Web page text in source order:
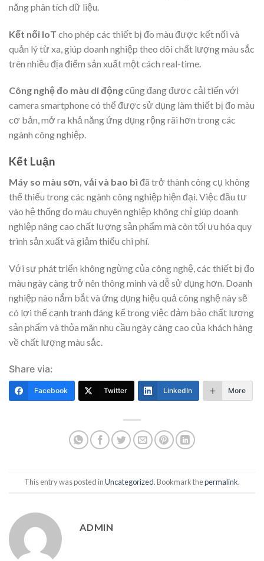
năng phân tích dữ liệu.
Kết nối IoT cho phép các thiết bị đo màu được kết nối và
quản lý từ xa, giúp doanh nghiệp theo dõi chất lượng màu sắc
trên nhiều địa điểm sản xuất một cách real-time.
Công nghệ đo màu di độngcũng đang được cải tiến với
camera smartphone có thể được sử dụng làm thiết bị đo màu
cơ bản, mở ra khả năng ứng dụng rộng rãi hơn trong các
ngành công nghiệp.
Kết Luận
Máy so màu sơn, vải và bao bì đã trở thành công cụ không
thể thiếu trong các ngành công nghiệp hiện đại. Việc đầu tư
vào hệ thống đo màu chuyên nghiệp không chỉ giúp doanh
nghiệp nâng cao chất lượng sản phẩm mà còn tối ưu hóa quy
trình sản xuất và giảm thiểu chi phí.
Với sự phát triển không ngừng của công nghệ, các thiết bị đo
màu ngày càng trở nên thông minh và dễ sử dụng hơn. Doanh
nghiệp nào nắm bắt và ứng dụng hiệu quả công nghệ này sẽ
có lợi thế cạnh tranh đáng kể trong việc đảm bảo chất lượng
sản phẩm và thỏa mãn nhu cầu ngày càng cao của khách hàng
về chất lượng màu sắc.
Share via:
Facebook Twitter LinkedIn More
This entry was posted inUncategorized. Bookmark thepermalink.
ADMIN